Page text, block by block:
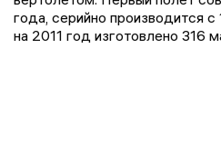
года, серийно производится
на 2011 год изготовлено 316